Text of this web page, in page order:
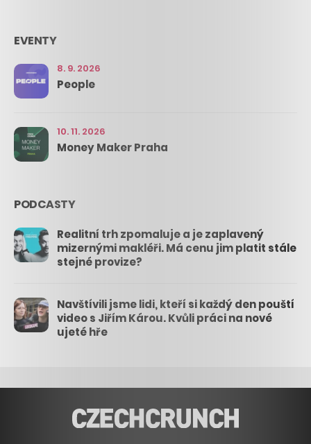
EVENTY
8. 9. 2026
People
10. 11. 2026
Money Maker Praha
PODCASTY
Realitní trh zpomaluje a je zaplavený
mizernými makléři. Má cenu jim platit stále
stejné provize?
Navštívili jsme lidi, kteří si každý den pouští
video s Jiřím Károu. Kvůli práci na nové
ujeté hře